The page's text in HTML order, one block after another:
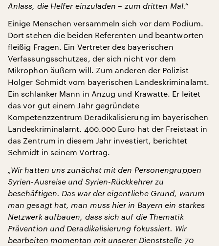
Anlass, die Helfer einzuladen – zum dritten Mal.“
Einige Menschen versammeln sich vor dem Podium.
Dort stehen die beiden Referenten und beantworten
fleißig Fragen. Ein Vertreter des bayerischen
Verfassungsschutzes, der sich nicht vor dem
Mikrophon äußern will. Zum anderen der Polizist
Holger Schmidt vom bayerischen Landeskriminalamt.
Ein schlanker Mann in Anzug und Krawatte. Er leitet
das vor gut einem Jahr gegründete
Kompetenzzentrum Deradikalisierung im bayerischen
Landeskriminalamt. 400.000 Euro hat der Freistaat in
das Zentrum in diesem Jahr investiert, berichtet
Schmidt in seinem Vortrag.
„Wir hatten uns zunächst mit den Personengruppen
Syrien-Ausreise und Syrien-Rückkehrer zu
beschäftigen. Das war der eigentliche Grund, warum
man gesagt hat, man muss hier in Bayern ein starkes
Netzwerk aufbauen, dass sich auf die Thematik
Prävention und Deradikalisierung fokussiert. Wir
bearbeiten momentan mit unserer Dienststelle 70